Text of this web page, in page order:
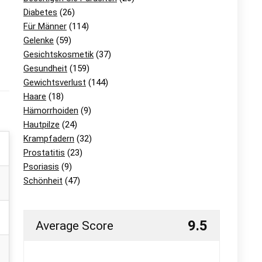
Diabetes (26)
Für Männer (114)
Gelenke (59)
Gesichtskosmetik (37)
Gesundheit (159)
Gewichtsverlust (144)
Haare (18)
Hämorrhoiden (9)
Hautpilze (24)
Krampfadern (32)
Prostatitis (23)
Psoriasis (9)
Schönheit (47)
Average Score 9.5